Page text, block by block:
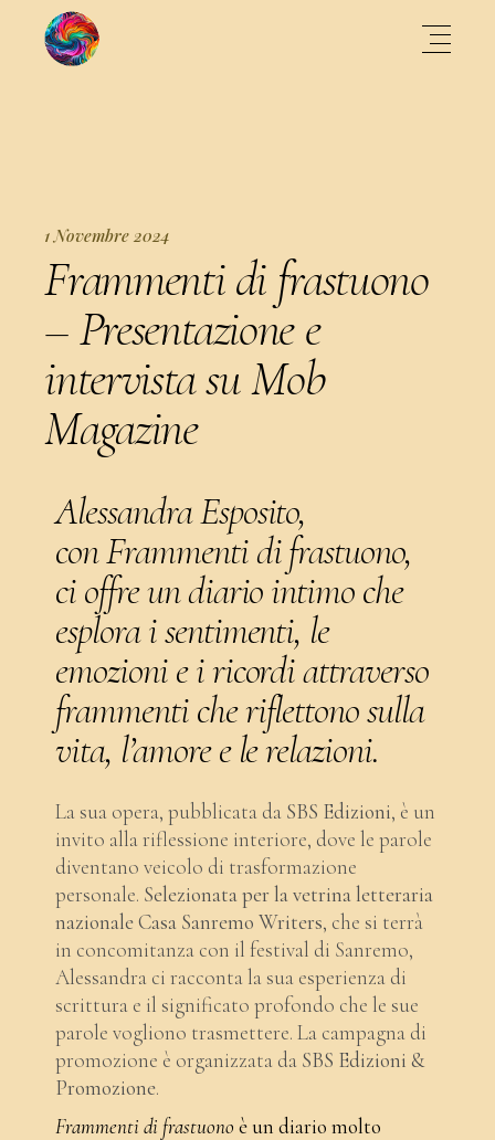
1 Novembre 2024
Frammenti di frastuono
– Presentazione e
intervista su Mob
Magazine
Alessandra Esposito,
conFrammenti di frastuono,
ci offre un diario intimo che
esplora i sentimenti, le
emozioni e i ricordi attraverso
frammenti che riflettono sulla
vita, l’amore e le relazioni.
La sua opera, pubblicata da SBS Edizioni, è un
invito alla riflessione interiore, dove le parole
diventano veicolo di trasformazione
personale. Selezionata per la vetrina letteraria
nazionale Casa Sanremo Writers, che si terrà
in concomitanza con il festival di Sanremo,
Alessandra ci racconta la sua esperienza di
scrittura e il significato profondo che le sue
parole vogliono trasmettere. La campagna di
promozione è organizzata da SBS Edizioni &
Promozione.
Frammenti di frastuono è un diario molto